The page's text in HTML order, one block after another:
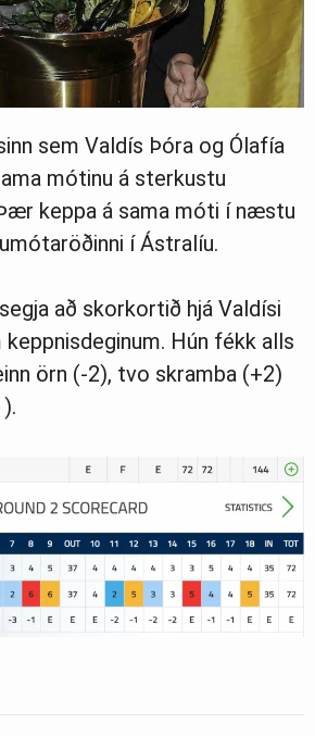
sem Valdís Þóra og Ólafía
mótinu á sterkustu
keppa á sama móti í næstu
í Ástralíu.
að skorkortið hjá Valdísi
Hún fékk alls
örn (-2), tvo skramba (+2)